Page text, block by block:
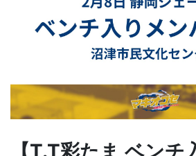
【T.T彩たま ベンチ